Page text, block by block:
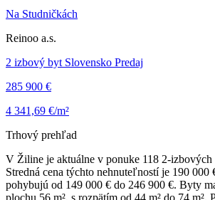
Na Studničkách
Reinoo a.s.
2 izbový byt Slovensko Predaj
285 900 €
4 341,69 €/m²
Trhový prehľad
V Žiline je aktuálne v ponuke 118 2-izbových
Stredná cena týchto nehnuteľností je 190 000
pohybujú od 149 000 € do 246 900 €. Byty